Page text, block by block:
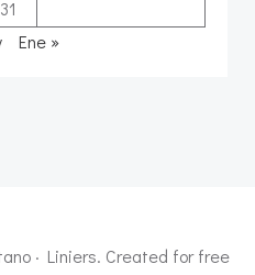
31
Ene »
· Liniers. Created for free